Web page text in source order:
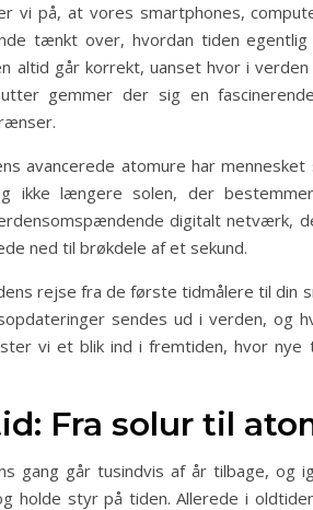
vi på, at vores smartphones,
tænkt over, hvordan tiden
altid går korrekt, uanset hvor i
gemmer der sig en
avancerede atomure har
ikke længere solen, der
digitalt netværk,
ned til brøkdele af et sekund.
rejse fra de første tidmålere til din
sendes ud i verden, og
vi et blik ind i fremtiden, hvor nye
Fra solur til
gang går tusindvis af år tilbage, og
holde styr på tiden. Allerede i